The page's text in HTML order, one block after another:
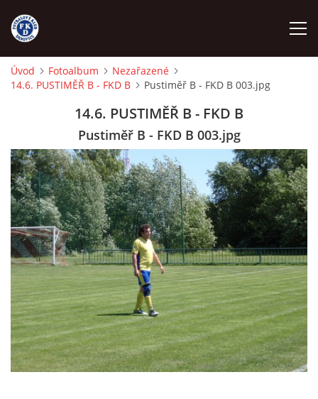
ÚVOD
FKD A
FKD B
STARŠÍ DOROST
STARŠÍ ŽÁCI
MLADŠÍ ŽÁCI
Úvod Fotoalbum
Nezařazené
14.6. PUSTIMĚŘ B - FKD B
Pustiměř B - FKD B 003.jpg
14.6. PUSTIMĚŘ B - FKD B
Pustiměř B - FKD B 003.jpg